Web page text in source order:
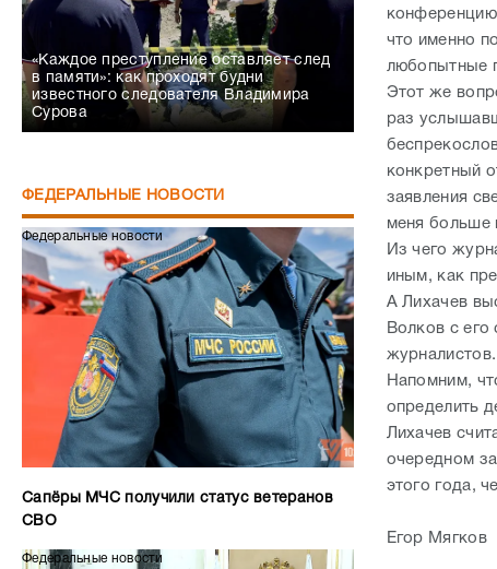
«Каждое преступление оставляет след
в памяти»: как проходят будни
известного следователя Владимира
Сурова
ФЕДЕРАЛЬНЫЕ НОВОСТИ
Федеральные новости
Сапёры МЧС получили статус ветеранов
СВО
Федеральные новости
что именно
любопытные
Этот же
раз
конкретный
заявления
меня больше
Из чего
иным, как
А Лихачев
Волков с
Напомним,
определить
Лихачев
очередном
этого года,
Егор Мягков